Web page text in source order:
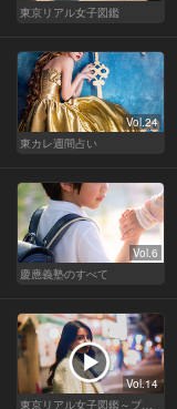
東京リアル女子図鑑
Vol.24
東カレ週間占い
Vol.6
慶應義塾のすべて
Vol.14